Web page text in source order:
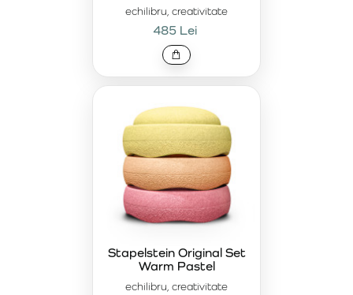
echilibru, creativitate
485 Lei
echilibru, creativitate
Stapelstein Original Set
Warm Pastel